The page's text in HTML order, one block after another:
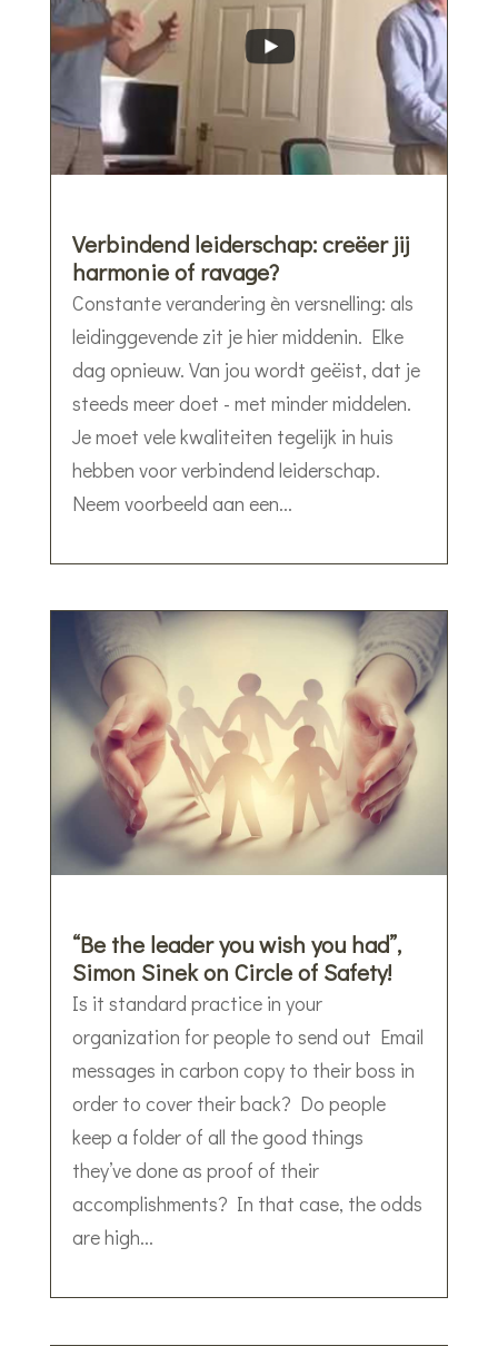
Verbindend leiderschap: creëer jij
harmonie of ravage?
Constante verandering èn versnelling: als
leidinggevende zit je hier middenin. Elke
dag opnieuw. Van jou wordt geëist, dat je
steeds meer doet - met minder middelen.
Je moet vele kwaliteiten tegelijk in huis
hebben voor verbindend leiderschap.
Neem voorbeeld aan een...
“Be the leader you wish you had”,
Simon Sinek on Circle of Safety!
Is it standard practice in your
organization for people to send out Email
messages in carbon copy to their boss in
order to cover their back? Do people
keep a folder of all the good things
they’ve done as proof of their
accomplishments? In that case, the odds
are high...